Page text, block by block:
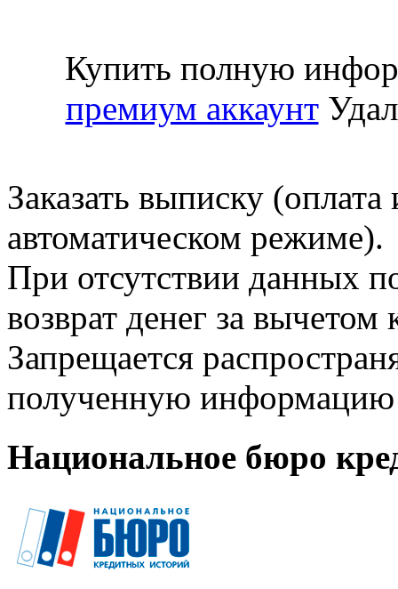
Купить полную
премиум аккаунт
Заказать выписку
автоматическом режиме).
При отсутствии данных
возврат денег за
Запрещается
полученную информацию
Национальное бюро